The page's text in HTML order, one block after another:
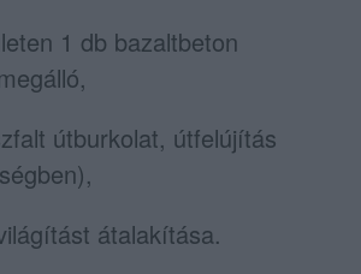
1 db bazaltbeton
útburkolat, útfelújítás
átalakítása.